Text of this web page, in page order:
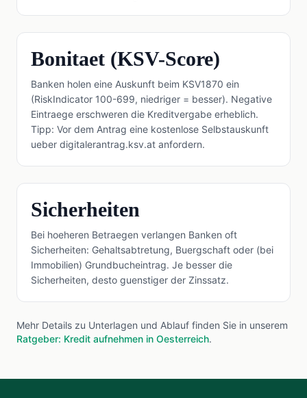
Bonitaet (KSV-Score)
Banken holen eine Auskunft beim KSV1870 ein
(RiskIndicator 100-699, niedriger = besser). Negative
Eintraege erschweren die Kreditvergabe erheblich.
Tipp: Vor dem Antrag eine kostenlose Selbstauskunft
ueber digitalerantrag.ksv.at anfordern.
Sicherheiten
Bei hoeheren Betraegen verlangen Banken oft
Sicherheiten: Gehaltsabtretung, Buergschaft oder (bei
Immobilien) Grundbucheintrag. Je besser die
Sicherheiten, desto guenstiger der Zinssatz.
Mehr Details zu Unterlagen und Ablauf finden Sie in unserem
Ratgeber: Kredit aufnehmen in Oesterreich.